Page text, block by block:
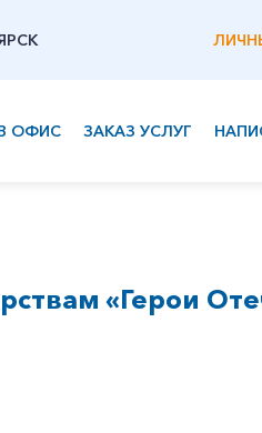
ОФИС ЗАКАЗ УСЛУГ
«Герои